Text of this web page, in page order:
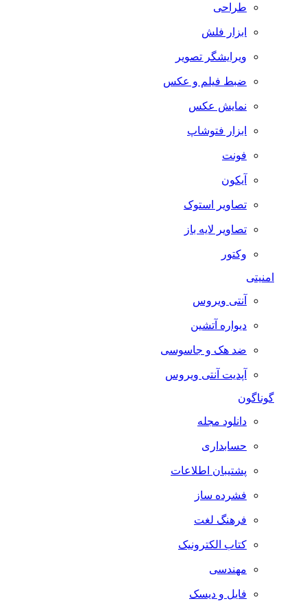
طراحی
ابزار فلش
ویرایشگر تصویر
ضبط فيلم و عكس
نمایش عکس
ابزار فتوشاپ
فونت
آیکون
تصاویر استوک
تصاویر لایه باز
وکتور
امنیتی
آنتی ویروس
دیواره آتشین
ضد هک و جاسوسی
آپدیت آنتی ویروس
گوناگون
دانلود مجله
حسابداری
پشتیبان اطلاعات
فشرده ساز
فرهنگ لغت
کتاب الکترونیک
مهندسی
فایل و دیسک